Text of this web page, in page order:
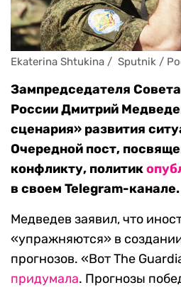
Ekaterina Shtukina /  Sputnik /
Зампредседателя
России Дмитрий
сценария» развития
Очередной пост,
конфликту, политик
в своем Telegram-канале.
Медведев заявил, что
«упражняются» в
прогнозов. «Вот The
придумала. Прогнозы